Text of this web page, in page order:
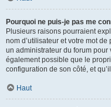
Pourquoi ne puis-je pas me
Plusieurs raisons pourraient
nom d’utilisateur et votre mot
un administrateur du forum pour
également possible que le
configuration de son côté, et
Haut